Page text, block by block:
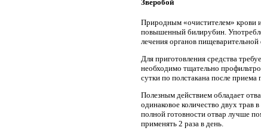
Зверобой
Природным «очистителем» крови и
повышенный билирубин.
лечения органов пищеварительной
Для приготовления средства
необходимо тщательно
сутки по полстакана после
Полезным действием обладает
одинаковое количество двух трав
полной готовности отвар лучше
применять 2 раза в день.